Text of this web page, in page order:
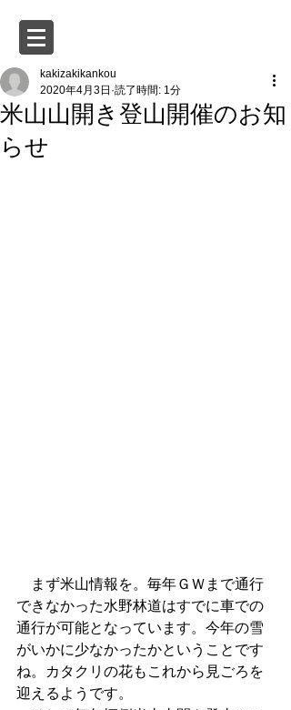
米山山開き登山開催のお知
らせ
kakizakikankou
2020年4月3日 読了時間: 1分
まず米山情報を。毎年ＧＷまで通行
できなかった水野林道はすでに車での
通行が可能となっています。今年の雪
がいかに少なかったかということです
ね。カタクリの花もこれから見ごろを
迎えるようです。